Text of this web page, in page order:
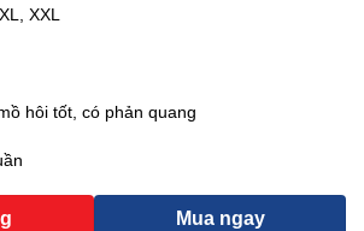
XXL
hôi tốt, có phản quang
Mua ngay